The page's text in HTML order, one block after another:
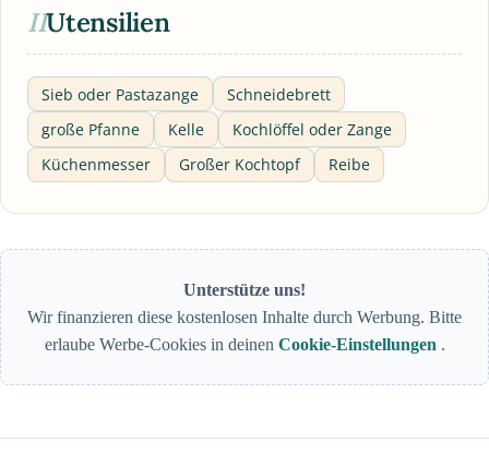
IIUtensilien
Sieb oder Pastazange
Schneidebrett
große Pfanne
Kelle
Kochlöffel oder Zange
Küchenmesser
Großer Kochtopf Reibe
Unterstütze uns!
Wir finanzieren diese kostenlosen Inhalte durch Werbung. Bitte
erlaube Werbe-Cookies in deinen Cookie-Einstellungen .